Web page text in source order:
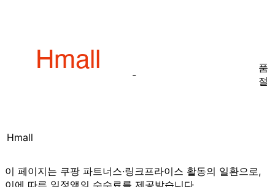
Hmall
-
품
절
이 페이지는 쿠팡 파트너스·링크프라이스 활동의 일환으로,
이에 따른 일정액의 수수료를 제공받습니다